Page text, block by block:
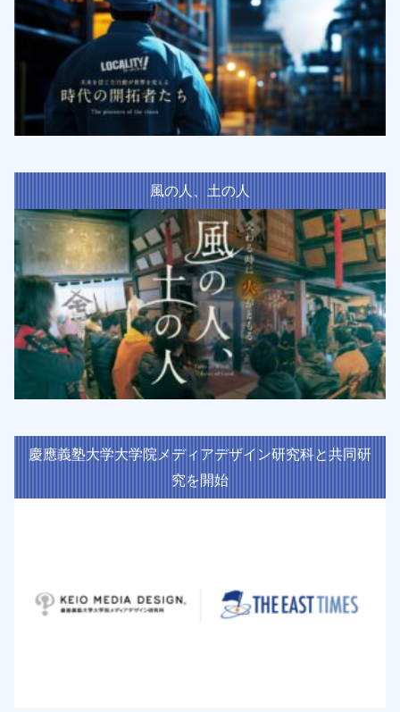
風の人、土の人
慶應義塾大学大学院メディアデザイン研究科と共同研
究を開始